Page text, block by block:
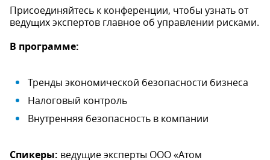
Присоединяйтесь к конференции, чтобы узнать от
ведущих экспертов главное об управлении рисками.
В программе:
Тренды экономической безопасности бизнеса
Налоговый контроль
Внутренняя безопасность в компании
Спикеры: ведущие эксперты ООО «Атом